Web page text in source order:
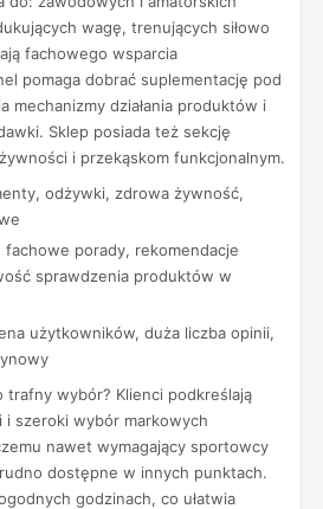
wagę, trenujących siłowo
fachowego wsparcia
pomaga dobrać suplementację pod
mechanizmy działania produktów i
Sklep posiada też sekcję
i przekąskom funkcjonalnym.
odżywki, zdrowa żywność,
fachowe porady, rekomendacje
sprawdzenia produktów w
użytkowników, duża liczba opinii,
trafny wybór? Klienci podkreślają
i szeroki wybór markowych
nawet wymagający sportowcy
dostępne w innych punktach.
godzinach, co ułatwia